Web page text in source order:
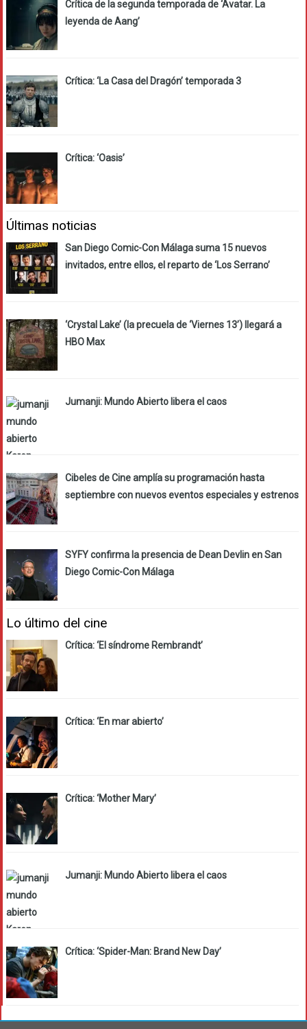
Crítica de la segunda temporada de ‘Avatar. La
leyenda de Aang’
Crítica: ‘La Casa del Dragón’ temporada 3
Crítica: ‘Oasis’
Últimas noticias
San Diego Comic-Con Málaga suma 15 nuevos
invitados, entre ellos, el reparto de ‘Los Serrano’
‘Crystal Lake’ (la precuela de ‘Viernes 13’) llegará a
HBO Max
Jumanji: Mundo Abierto libera el caos
Cibeles de Cine amplía su programación hasta
septiembre con nuevos eventos especiales y estrenos
SYFY confirma la presencia de Dean Devlin en San
Diego Comic-Con Málaga
Lo último del cine
Crítica: ‘El síndrome Rembrandt’
Crítica: ‘En mar abierto’
Crítica: ‘Mother Mary’
Jumanji: Mundo Abierto libera el caos
Crítica: ‘Spider-Man: Brand New Day’